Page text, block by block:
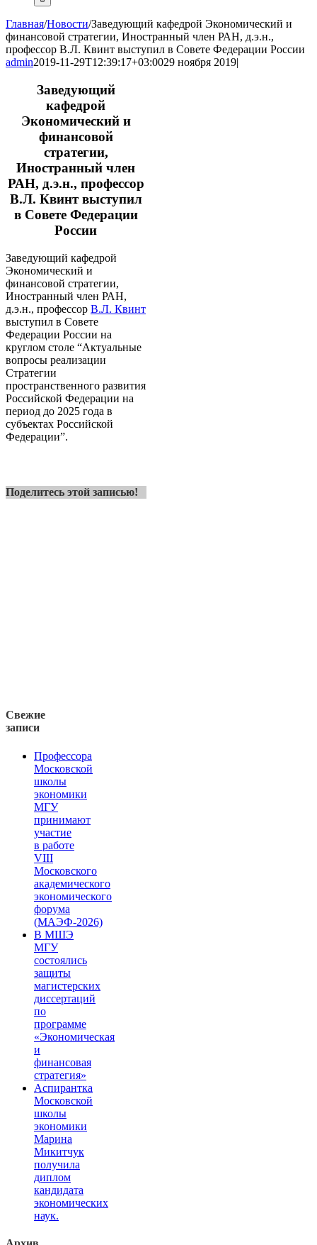
Главная/Новости/Заведующий кафедрой Экономический и
финансовой стратегии, Иностранный член РАН, д.э.н.,
профессор В.Л. Квинт выступил в Совете Федерации России
admin2019-11-29T12:39:17+03:0029 ноября 2019|
Заведующий
кафедрой
Экономический и
финансовой
стратегии,
Иностранный член
РАН, д.э.н., профессор
В.Л. Квинт выступил
в Совете Федерации
России
Заведующий кафедрой
Экономический и
финансовой стратегии,
Иностранный член РАН,
д.э.н., профессор В.Л. Квинт
выступил в Совете
Федерации России на
круглом столе “Актуальные
вопросы реализации
Стратегии
пространственного развития
Российской Федерации на
период до 2025 года в
субъектах Российской
Федерации”.
Поделитесь этой записью!
Свежие
записи
Профессора
Московской
школы
экономики
МГУ
принимают
участие
в работе
VIII
Московского
академического
экономического
форума
(МАЭФ-2026)
В МШЭ
МГУ
состоялись
защиты
магистерских
диссертаций
по
программе
«Экономическая
и
финансовая
стратегия»
Аспирантка
Московской
школы
экономики
Марина
Микитчук
получила
диплом
кандидата
экономических
наук.